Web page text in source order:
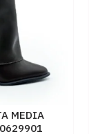
MEDIA